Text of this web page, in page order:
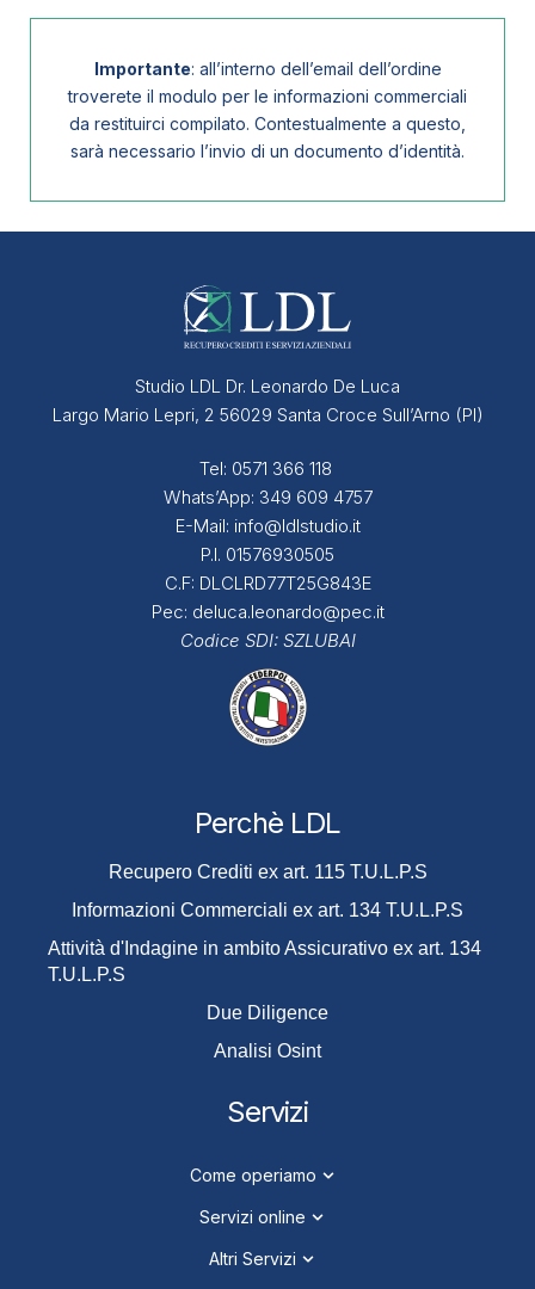
Importante: all’interno dell’email dell’ordine
troverete il modulo per le informazioni commerciali
da restituirci compilato. Contestualmente a questo,
sarà necessario l’invio di un documento d’identità.
Studio LDL Dr. Leonardo De Luca
Largo Mario Lepri, 2 56029 Santa Croce Sull’Arno (PI)
Tel: 0571 366 118
Whats’App: 349 609 4757
E-Mail: info@ldlstudio.it
P.I. 01576930505
C.F: DLCLRD77T25G843E
Pec: deluca.leonardo@pec.it
Codice SDI: SZLUBAI
Perchè LDL
Recupero Crediti ex art. 115 T.U.L.P.S
Informazioni Commerciali ex art. 134 T.U.L.P.S
Attività d'Indagine in ambito Assicurativo ex art. 134
T.U.L.P.S
Due Diligence
Analisi Osint
Servizi
Come operiamo
Servizi online
Altri Servizi